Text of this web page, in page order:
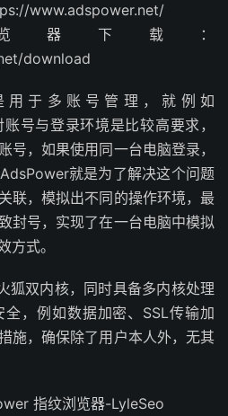
www.adspower.net/
览器下载：
download
用于多账号管理，就例如
号与登录环境是比较高要求，
号，如果使用同一台电脑登录，
就是为了解决这个问题
联，模拟出不同的操作环境，最
封号，实现了在一台电脑中模拟
方式。
狐双内核，同时具备多内核处理
，例如数据加密、SSL传输加
施，确保除了用户本人外，无其